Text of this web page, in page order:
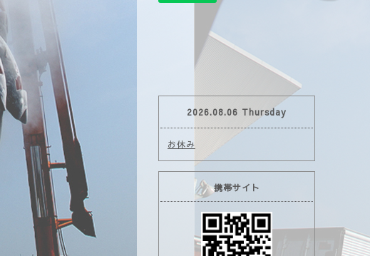
2026.08.06 Thursday
お休み
携帯サイト